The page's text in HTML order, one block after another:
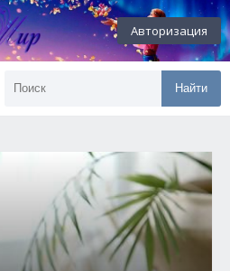
Авторизация
Найти